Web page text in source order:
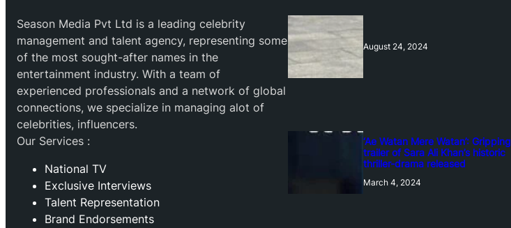
Season Media Pvt Ltd is a leading celebrity
management and talent agency, representing some
of the most sought-after names in the
entertainment industry. With a team of
experienced professionals and a network of global
connections, we specialize in managing alot of
celebrities, influencers.
Our Services :
National TV
Exclusive Interviews
Talent Representation
Brand Endorsements
August 24, 2024
‘Ae Watan Mere Watan’: Gripping
trailer of Sara Ali Khan’s historic
thriller-drama released
March 4, 2024